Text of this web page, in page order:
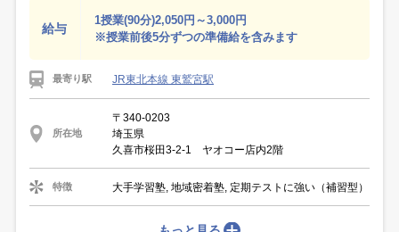
給与
1授業(90分)2,050円～3,000円
※授業前後5分ずつの準備給を含みます
最寄り駅 JR東北本線 東鷲宮駅
所在地
〒340-0203
埼玉県
久喜市桜田3-2-1 ヤオコー店内2階
特徴 大手学習塾, 地域密着塾, 定期テストに強い（補習型）